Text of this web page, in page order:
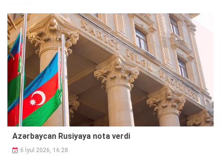
Azərbaycan Rusiyaya nota verdi
6 İyul 2026, 16:28